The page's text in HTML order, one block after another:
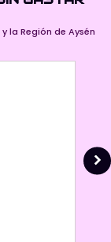
la Región de Aysén